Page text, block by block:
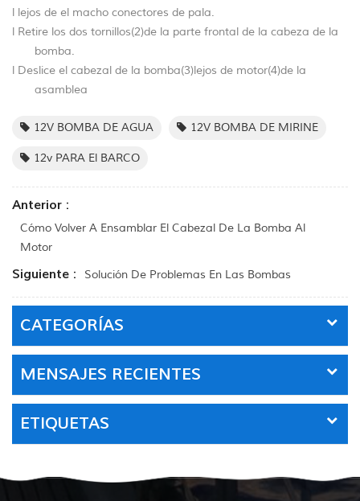
l lejos de el macho conectores de pala.
l Retire los dos tornillos(2)de la parte frontal de la cabeza de la
bomba.
l Deslice el cabezal de la bomba(3)lejos de motor(4)de la
asamblea
12V BOMBA DE AGUA 12V BOMBA DE MIRINE
12v PARA El BARCO
Anterior :
Cómo Volver A Ensamblar El Cabezal De La Bomba Al
Motor
Siguiente : Solución De Problemas En Las Bombas
CATEGORÍAS
MENSAJES RECIENTES
ETIQUETAS